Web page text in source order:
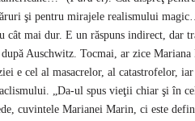
şi pentru mirajele realismului
cât mai dur. E un răspuns indirect, dar
Auschwitz. Tocmai, ar zice
e cel al masacrelor, al catastrofelor,
„Da-ul spus vieţii chiar şi în
cuvintele Marianei Marin, ci este